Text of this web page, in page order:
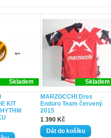
Skladem
KIT
Skladem
MARZOCCHI Dres
Enduro Team červený
2015
1 390 Kč